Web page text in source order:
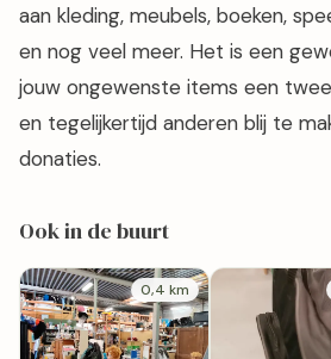
aan kleding, meubels, boeken,
en nog veel meer. Het is een
jouw ongewenste items een
en tegelijkertijd anderen blij te
donaties.
Ook in de buurt
0,4 km